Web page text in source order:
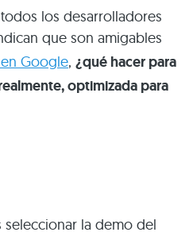
los desarrolladores
que son amigables
Google, ¿qué hacer para
optimizada para
la demo del